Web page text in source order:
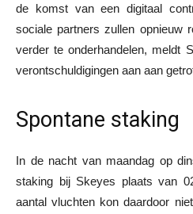
de komst van een digitaal
sociale partners zullen opnieuw
verder te onderhandelen, meldt
verontschuldigingen aan aan
Spontane staking
In de nacht van maandag op
staking bij Skeyes plaats van
aantal vluchten kon daardoor